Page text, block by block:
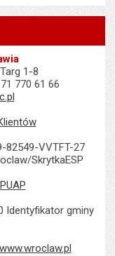
1-8
770 61 66
82549-VVTFT-27
SkrytkaESP
Identyfikator gminy
www.wroclaw.pl